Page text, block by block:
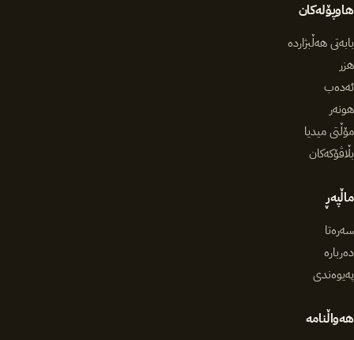
هاوپۆلەکان
بابەتی هەڵبژاردە
هزر
ئەدەب
هونەر
مۆڵتی میدیا
بڵاڤۆکەکان
ماڵپەڕ
سەرەتا
دەربارە
پەیوەندی
هەواڵنامە